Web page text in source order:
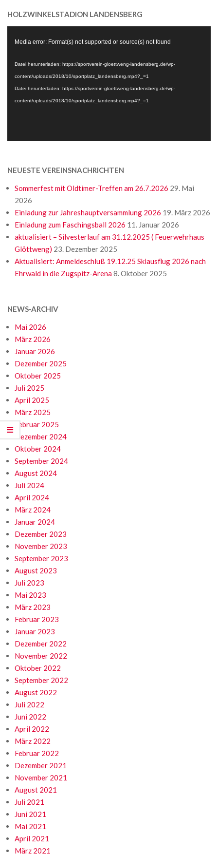
HOLZWINKELSTADION LANDENSBERG
Player
Media error: Format(s) not supported or source(s) not found
Datei herunterladen: https://sportverein-gloettweng-landensberg.de/wp-
content/uploads/2018/10/sportplatz_landensberg.mp4?_=1
Datei herunterladen: https://sportverein-gloettweng-landensberg.de/wp-
content/uploads/2018/10/sportplatz_landensberg.mp4?_=1
NEUESTE VEREINSNACHRICHTEN
Sommerfest mit Oldtimer-Treffen am 26.7.2026 29. Mai
2026
Einladung zur Jahreshauptversammlung 2026 19. März 2026
Einladung zum Faschingsball 2026 11. Januar 2026
aktualisiert – Silvesterlauf am 31.12.2025 ( Feuerwehrhaus
Glöttweng) 23. Dezember 2025
Aktualisiert: Anmeldeschluß 19.12.25 Skiausflug 2026 nach
Ehrwald in die Zugspitz-Arena8. Oktober 2025
NEWS-ARCHIV
Mai 2026
März 2026
Januar 2026
Dezember 2025
Oktober 2025
Juli 2025
April 2025
März 2025
Februar 2025
Dezember 2024
Oktober 2024
September 2024
August 2024
Juli 2024
April 2024
März 2024
Januar 2024
Dezember 2023
November 2023
September 2023
August 2023
Juli 2023
Mai 2023
März 2023
Februar 2023
Januar 2023
Dezember 2022
November 2022
Oktober 2022
September 2022
August 2022
Juli 2022
Juni 2022
April 2022
März 2022
Februar 2022
Dezember 2021
November 2021
August 2021
Juli 2021
Juni 2021
Mai 2021
April 2021
März 2021